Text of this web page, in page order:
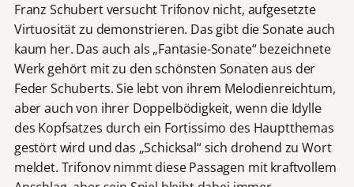
Franz Schubert versucht Trifonov nicht, aufgesetzte
Virtuosität zu demonstrieren. Das gibt die Sonate auch
kaum her. Das auch als „Fantasie-Sonate“ bezeichnete
Werk gehört mit zu den schönsten Sonaten aus der
Feder Schuberts. Sie lebt von ihrem Melodienreichtum,
aber auch von ihrer Doppelbödigkeit, wenn die Idylle
des Kopfsatzes durch ein Fortissimo des Hauptthemas
gestört wird und das „Schicksal“ sich drohend zu Wort
meldet. Trifonov nimmt diese Passagen mit kraftvollem